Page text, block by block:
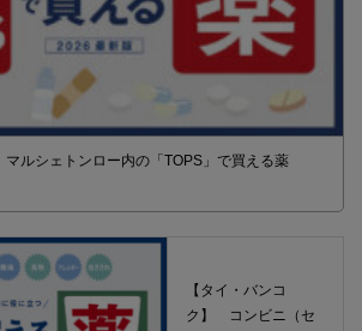
ルシェトンロー内の「TOPS」で買える薬
【タイ・バンコ
ク】 コンビニ（セ